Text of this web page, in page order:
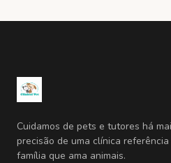
Cuidamos de pets e tutores há
precisão de uma clínica
família que ama animais.